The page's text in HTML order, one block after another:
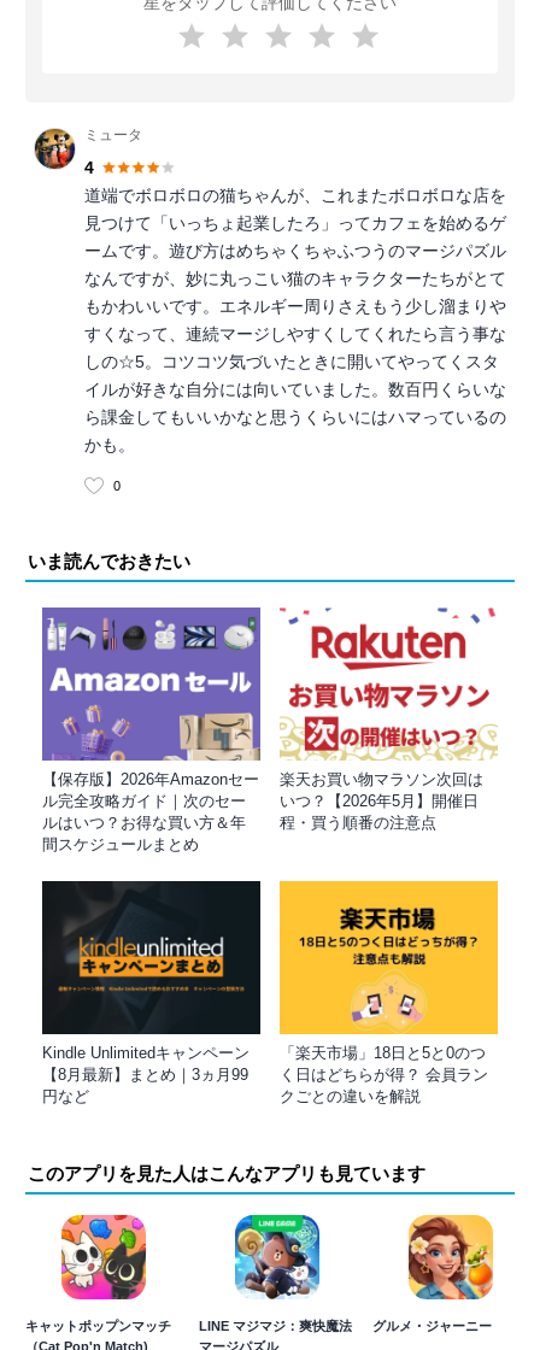
ミュータ
4
道端でボロボロの猫ちゃんが、これまたボロボロな店を
見つけて「いっちょ起業したろ」ってカフェを始めるゲ
ームです。遊び方はめちゃくちゃふつうのマージパズル
なんですが、妙に丸っこい猫のキャラクターたちがとて
もかわいいです。エネルギー周りさえもう少し溜まりや
すくなって、連続マージしやすくしてくれたら言う事な
しの☆5。コツコツ気づいたときに開いてやってくスタ
イルが好きな自分には向いていました。数百円くらいな
ら課金してもいいかなと思うくらいにはハマっているの
かも。
0
いま読んでおきたい
【保存版】2026年Amazonセー
ル完全攻略ガイド｜次のセー
ルはいつ？お得な買い方＆年
間スケジュールまとめ
楽天お買い物マラソン次回は
いつ？【2026年5月】開催日
程・買う順番の注意点
Kindle Unlimitedキャンペーン
【8月最新】まとめ｜3ヵ月99
円など
「楽天市場」18日と5と0のつ
く日はどちらが得？ 会員ラン
クごとの違いを解説
このアプリを見た人はこんなアプリも見ています
キャットポップンマッチ
（Cat Pop'n Match)
LINE マジマジ：爽快魔法
マージパズル
グルメ・ジャーニー